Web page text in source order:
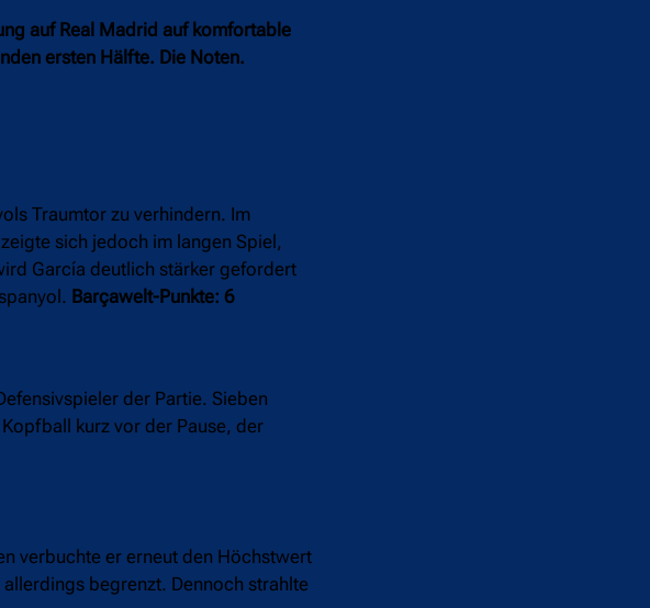
auf Real Madrid auf komfortable
ersten Hälfte. Die Noten.
Traumtor zu verhindern. Im
sich jedoch im langen Spiel,
García deutlich stärker gefordert
Barçawelt-Punkte: 6
der Partie. Sieben
kurz vor der Pause, der
verbuchte er erneut den Höchstwert
begrenzt. Dennoch strahlte